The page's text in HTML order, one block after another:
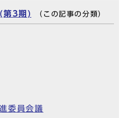
第3期) （この記事の分類）
委員会議